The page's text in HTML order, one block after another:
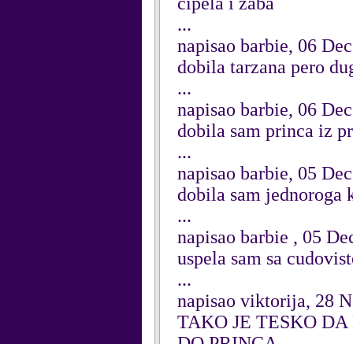
...
napisao barbie, 06
dobila tarzana pero
...
napisao barbie, 06
dobila sam princa iz
...
napisao barbie, 05
dobila sam jednoroga
...
napisao barbie , 05
uspela sam sa
...
napisao viktorija, 28
TAKO JE TESKO